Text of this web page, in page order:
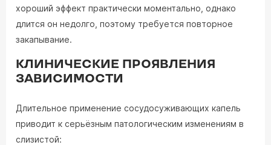
хороший эффект практически моментально, однако
длится он недолго, поэтому требуется повторное
закапывание.
КЛИНИЧЕСКИЕ ПРОЯВЛЕНИЯ
ЗАВИСИМОСТИ
Длительное применение сосудосуживающих капель
приводит к серьёзным патологическим изменениям в
слизистой: